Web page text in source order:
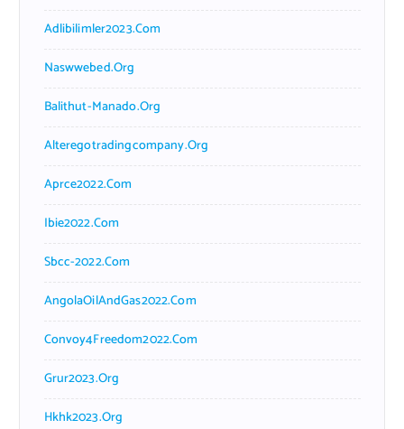
Adlibilimler2023.com
Naswwebed.org
Balithut-Manado.org
Alteregotradingcompany.org
Aprce2022.com
Ibie2022.com
Sbcc-2022.com
AngolaOilAndGas2022.com
Convoy4Freedom2022.com
Grur2023.org
Hkhk2023.org